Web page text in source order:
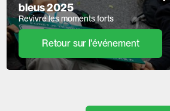
bleus 2025
Revivre les moments forts
Retour sur l'événement